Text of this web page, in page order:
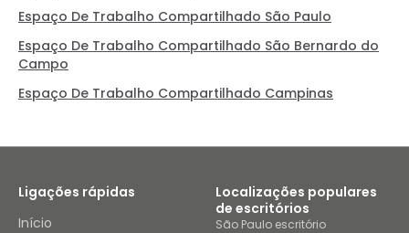
Espaço De Trabalho Compartilhado São Paulo
Espaço De Trabalho Compartilhado São Bernardo do
Campo
Espaço De Trabalho Compartilhado Campinas
Ligações rápidas
Início
Localizações populares
de escritórios
São Paulo escritório